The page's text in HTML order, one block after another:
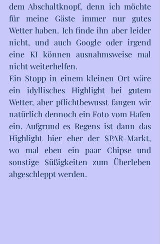
dem Abschaltknopf, denn ich möchte
für meine Gäste immer nur gutes
Wetter haben. Ich finde ihn aber leider
nicht, und auch Google oder irgend
eine KI können ausnahmsweise mal
nicht weiterhelfen.
Ein Stopp in einem kleinen Ort wäre
ein idyllisches Highlight bei gutem
Wetter, aber pflichtbewusst fangen wir
natürlich dennoch ein Foto vom Hafen
ein. Aufgrund es Regens ist dann das
Highlight hier eher der SPAR-Markt,
wo mal eben ein paar Chipse und
sonstige Süßigkeiten zum Überleben
abgeschleppt werden.